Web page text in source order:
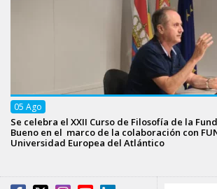
05 Ago
Se celebra el XXII Curso de Filosofía de la
Bueno en el marco de la colaboración con
Universidad Europea del Atlántico